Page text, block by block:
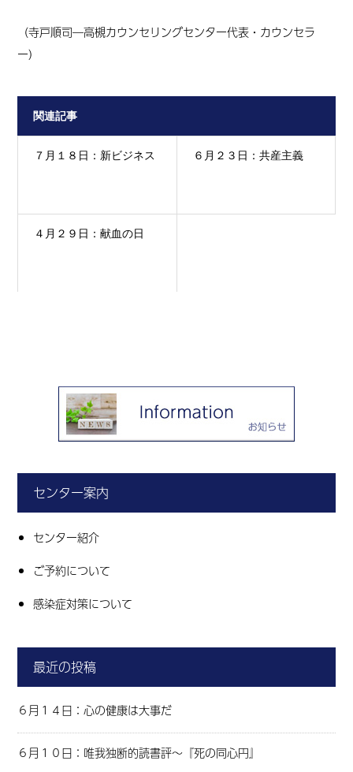
（寺戸順司―高槻カウンセリングセンター代表・カウンセラ
ー）
関連記事
７月１８日：新ビジネス ６月２３日：共産主義
４月２９日：献血の日
センター案内
センター紹介
ご予約について
感染症対策について
最近の投稿
６月１４日：心の健康は大事だ
６月１０日：唯我独断的読書評～『死の同心円』